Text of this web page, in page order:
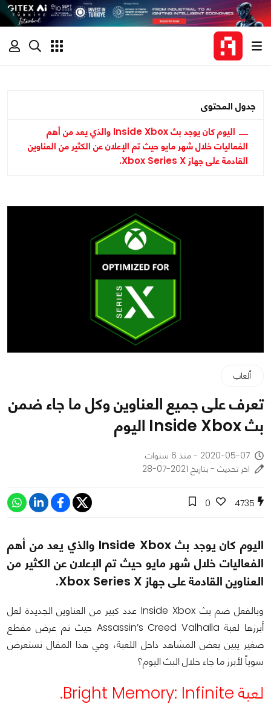
جدول المحتوى
اليوم كان يوجد بث Inside Xbox والذي يعد من أهم
الفعاليات خلال شهر مايو حيث تم الإعلان عن الكثير من العناوين
القادمة على جهاز Xbox Series X.
ألعاب
تعرف على جميع العناوين وكل ما جاء ضمن
بث Inside Xbox اليوم
2020-05-07 - منذ 6 سنوات
اخر تحديث - بتاريخ 2021-07-28
4735
0
اليوم كان يوجد بث Inside Xbox والذي يعد من أهم
الفعاليات خلال شهر مايو حيث تم الإعلان عن الكثير من
العناوين القادمة على جهاز Xbox Series X.
وبالفعل ضم بث Inside Xbox عدد كبير من العناوين الجديدة لعل
أبرزها لعبة Assassin’s Creed Valhalla حيث تم عرض مقطع
صغير يبين بعض المشاهد داخل اللعبة، وفي هذا المقال نستعرض
سوياً لأبرز ما جاء خلال البث اليوم؟
لعبة Bright Memory: Infinite.